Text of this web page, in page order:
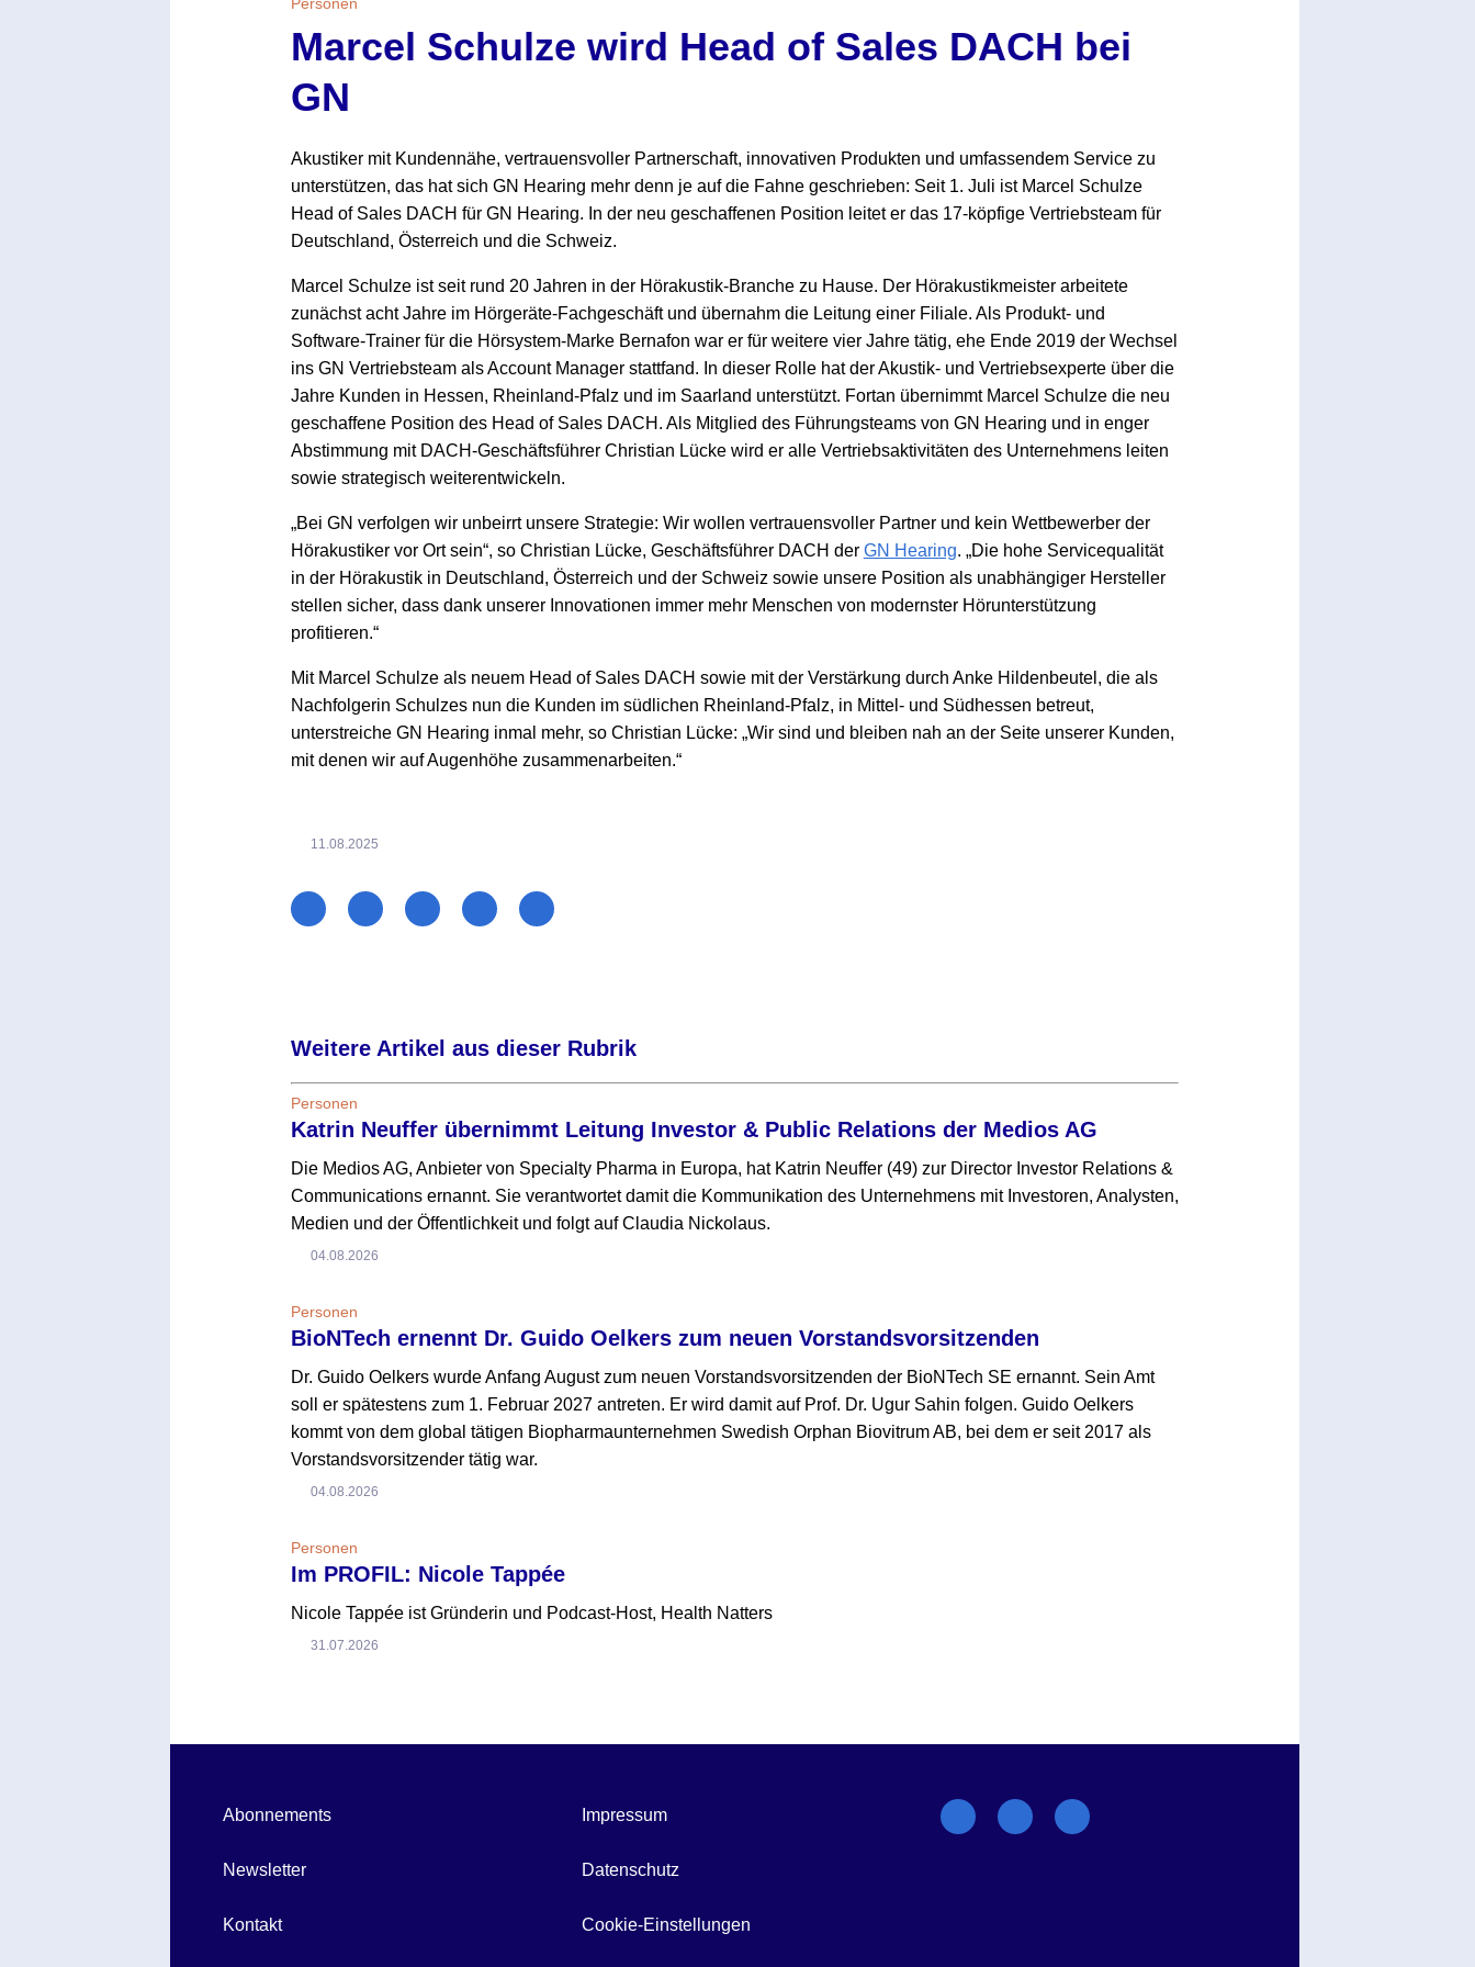
Marcel Schulze wird Head of Sales DACH bei
GN
Akustiker mit Kundennähe, vertrauensvoller Partnerschaft, innovativen Produkten und umfassendem Service zu
unterstützen, das hat sich GN Hearing mehr denn je auf die Fahne geschrieben: Seit 1. Juli ist Marcel Schulze
Head of Sales DACH für GN Hearing. In der neu geschaffenen Position leitet er das 17-köpfige Vertriebsteam für
Deutschland, Österreich und die Schweiz.
Marcel Schulze ist seit rund 20 Jahren in der Hörakustik-Branche zu Hause. Der Hörakustikmeister arbeitete
zunächst acht Jahre im Hörgeräte-Fachgeschäft und übernahm die Leitung einer Filiale. Als Produkt- und
Software-Trainer für die Hörsystem-Marke Bernafon war er für weitere vier Jahre tätig, ehe Ende 2019 der Wechsel
ins GN Vertriebsteam als Account Manager stattfand. In dieser Rolle hat der Akustik- und Vertriebsexperte über die
Jahre Kunden in Hessen, Rheinland-Pfalz und im Saarland unterstützt. Fortan übernimmt Marcel Schulze die neu
geschaffene Position des Head of Sales DACH. Als Mitglied des Führungsteams von GN Hearing und in enger
Abstimmung mit DACH-Geschäftsführer Christian Lücke wird er alle Vertriebsaktivitäten des Unternehmens leiten
sowie strategisch weiterentwickeln.
„Bei GN verfolgen wir unbeirrt unsere Strategie: Wir wollen vertrauensvoller Partner und kein Wettbewerber der
Hörakustiker vor Ort sein“, so Christian Lücke, Geschäftsführer DACH der GN Hearing. „Die hohe Servicequalität
in der Hörakustik in Deutschland, Österreich und der Schweiz sowie unsere Position als unabhängiger Hersteller
stellen sicher, dass dank unserer Innovationen immer mehr Menschen von modernster Hörunterstützung
profitieren.“
Mit Marcel Schulze als neuem Head of Sales DACH sowie mit der Verstärkung durch Anke Hildenbeutel, die als
Nachfolgerin Schulzes nun die Kunden im südlichen Rheinland-Pfalz, in Mittel- und Südhessen betreut,
unterstreiche GN Hearing inmal mehr, so Christian Lücke: „Wir sind und bleiben nah an der Seite unserer Kunden,
mit denen wir auf Augenhöhe zusammenarbeiten.“
11.08.2025
Weitere Artikel aus dieser Rubrik
Personen
Katrin Neuffer übernimmt Leitung Investor & Public Relations der Medios AG
Die Medios AG, Anbieter von Specialty Pharma in Europa, hat Katrin Neuffer (49) zur Director Investor Relations &
Communications ernannt. Sie verantwortet damit die Kommunikation des Unternehmens mit Investoren, Analysten,
Medien und der Öffentlichkeit und folgt auf Claudia Nickolaus.
04.08.2026
Personen
BioNTech ernennt Dr. Guido Oelkers zum neuen Vorstandsvorsitzenden
Dr. Guido Oelkers wurde Anfang August zum neuen Vorstandsvorsitzenden der BioNTech SE ernannt. Sein Amt
soll er spätestens zum 1. Februar 2027 antreten. Er wird damit auf Prof. Dr. Ugur Sahin folgen. Guido Oelkers
kommt von dem global tätigen Biopharmaunternehmen Swedish Orphan Biovitrum AB, bei dem er seit 2017 als
Vorstandsvorsitzender tätig war.
04.08.2026
Personen
Im PROFIL: Nicole Tappée
Nicole Tappée ist Gründerin und Podcast-Host, Health Natters
31.07.2026
Abonnements
Newsletter
Kontakt
Impressum
Datenschutz
Cookie-Einstellungen